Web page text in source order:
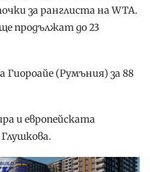
за ранглиста на WTA.
продължат до 23
Гиороайе (Румъния) за 88
и европейската